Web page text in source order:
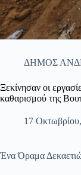
ΔΗΜΟΣ
Ξεκίνησαν οι
καθαρισμού της
17
Ένα Όραμα